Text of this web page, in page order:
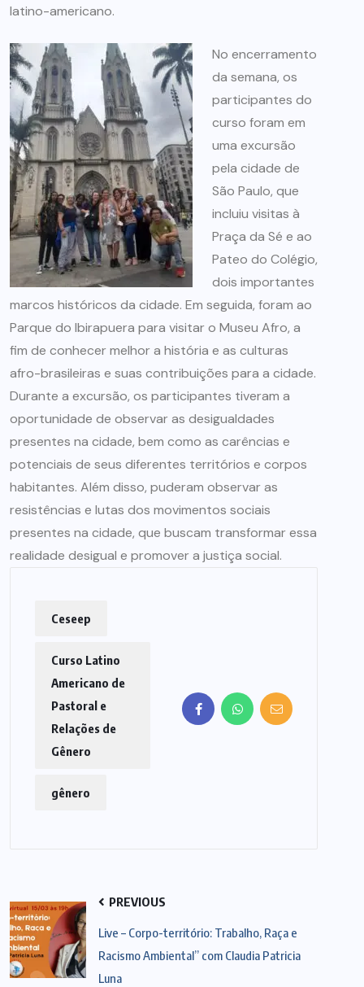
latino-americano.
No encerramento
da semana, os
participantes do
curso foram em
uma excursão
pela cidade de
São Paulo, que
incluiu visitas à
Praça da Sé e ao
Pateo do Colégio,
dois importantes
marcos históricos da cidade. Em seguida, foram ao
Parque do Ibirapuera para visitar o Museu Afro, a
fim de conhecer melhor a história e as culturas
afro-brasileiras e suas contribuições para a cidade.
Durante a excursão, os participantes tiveram a
oportunidade de observar as desigualdades
presentes na cidade, bem como as carências e
potenciais de seus diferentes territórios e corpos
habitantes. Além disso, puderam observar as
resistências e lutas dos movimentos sociais
presentes na cidade, que buscam transformar essa
realidade desigual e promover a justiça social.
Ceseep
Curso Latino
Americano de
Pastoral e
Relações de
Gênero
gênero
PREVIOUS
Live – Corpo-território: Trabalho, Raça e
Racismo Ambiental” com Claudia Patricia
Luna